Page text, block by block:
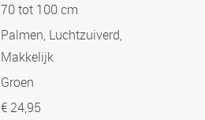
70 tot 100 cm
Palmen, Luchtzuiverd,
Makkelijk
Groen
€ 24,95